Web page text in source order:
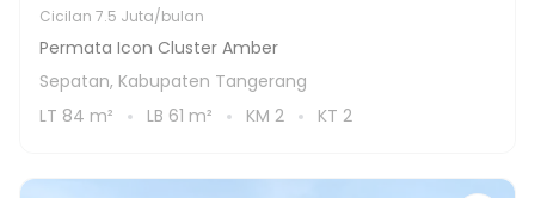
Cicilan 7.5 Juta/bulan
Permata Icon Cluster Amber
Sepatan, Kabupaten Tangerang
LT 84 m² LB 61 m² KM 2 KT 2